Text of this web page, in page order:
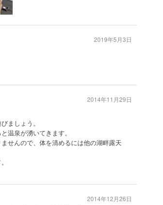
2019年5月3日
ましょう。
温泉が湧いてきます。
せんので、体を清めるには他の湖畔露天
2014年11月29日
2014年12月26日